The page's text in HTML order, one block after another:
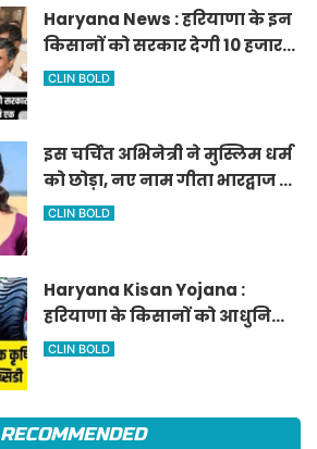
Haryana News : हरियाणा के इन
किसानों को सरकार देगी 10 हजार
रुपये प्रति एकड़, सीएम सैनी की
CLIN BOLD
इस चर्चित अभिनेत्री ने मुस्लिम धर्म
को छोड़ा, नए नाम गीता भारद्वाज से
हो रही वायरल
CLIN BOLD
Haryana Kisan Yojana :
हरियाणा के किसानों को आधुनिक
कृषि यंत्रों पर मिलेगा 50 प्रतिशत
CLIN BOLD
RECOMMENDED